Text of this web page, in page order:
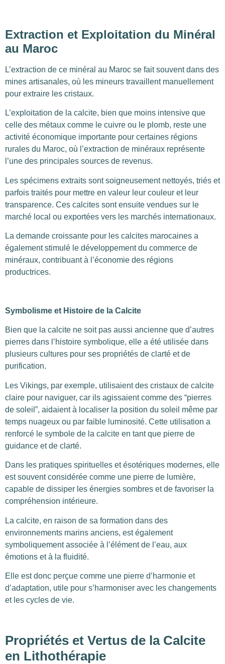
Extraction et Exploitation du Minéral
au Maroc
L’extraction de ce minéral au Maroc se fait souvent dans des
mines artisanales, où les mineurs travaillent manuellement
pour extraire les cristaux.
L’exploitation de la calcite, bien que moins intensive que
celle des métaux comme le cuivre ou le plomb, reste une
activité économique importante pour certaines régions
rurales du Maroc, où l’extraction de minéraux représente
l’une des principales sources de revenus.
Les spécimens extraits sont soigneusement nettoyés, triés et
parfois traités pour mettre en valeur leur couleur et leur
transparence. Ces calcites sont ensuite vendues sur le
marché local ou exportées vers les marchés internationaux.
La demande croissante pour les calcites marocaines a
également stimulé le développement du commerce de
minéraux, contribuant à l’économie des régions
productrices.
Symbolisme et Histoire de la Calcite
Bien que la calcite ne soit pas aussi ancienne que d’autres
pierres dans l’histoire symbolique, elle a été utilisée dans
plusieurs cultures pour ses propriétés de clarté et de
purification.
Les Vikings, par exemple, utilisaient des cristaux de calcite
claire pour naviguer, car ils agissaient comme des “pierres
de soleil”, aidaient à localiser la position du soleil même par
temps nuageux ou par faible luminosité. Cette utilisation a
renforcé le symbole de la calcite en tant que pierre de
guidance et de clarté.
Dans les pratiques spirituelles et ésotériques modernes, elle
est souvent considérée comme une pierre de lumière,
capable de dissiper les énergies sombres et de favoriser la
compréhension intérieure.
La calcite, en raison de sa formation dans des
environnements marins anciens, est également
symboliquement associée à l’élément de l’eau, aux
émotions et à la fluidité.
Elle est donc perçue comme une pierre d’harmonie et
d’adaptation, utile pour s’harmoniser avec les changements
et les cycles de vie.
Propriétés et Vertus de la Calcite
en Lithothérapie